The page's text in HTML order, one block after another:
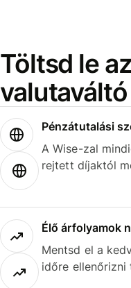
Töltsd le
Pénzátutalási
A Wise-zal
rejtett díjaktól
Élő árfolyamok
Mentsd el a
időre